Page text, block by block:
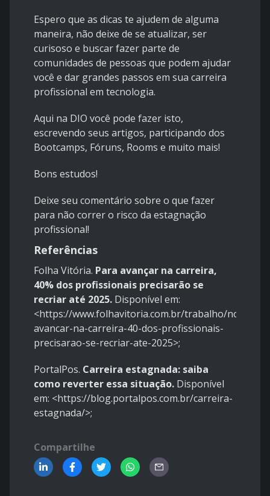
Espero que as dicas te ajudem de alguma
maneira, não deixe de se atualizar, ser
curisoso e buscar fazer parte de
comunidades de pessoas que podem ajudar
você e dar grandes passos em sua carreira
profissional em tecnologia.
Aqui na DIO você pode fazer isto,
escrevendo seus artigos, participando dos
Bootcamps, Fóruns, Rooms e muito mais!
Bons estudos!
Deixe seu comentário sobre o que fazer
para não correr o risco da estagnação
profissional!
Referências
Folha Vitória. Para avançar na carreira,
40% dos profissionais precisarão se
recriar até 2025. Disponível em:
<https://www.folhavitoria.com.br/trabalho/noticia/
avancar-na-carreira-40-dos-profissionais-
precisarao-se-recriar-ate-2025>;
PortalPos. Carreira estagnada: saiba
como reverter essa situação. Disponível
em: <https://blog.portalpos.com.br/carreira-
estagnada/>;
Compartilhe